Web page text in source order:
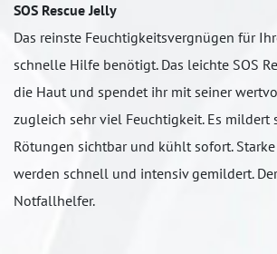
SOS Rescue Jelly
Das reinste Feuchtigkeitsvergnügen für
schnelle Hilfe benötigt. Das leichte SOS
die Haut und spendet ihr mit seiner
zugleich sehr viel Feuchtigkeit. Es mildert
Rötungen sichtbar und kühlt sofort.
werden schnell und intensiv gemildert.
Notfallhelfer.